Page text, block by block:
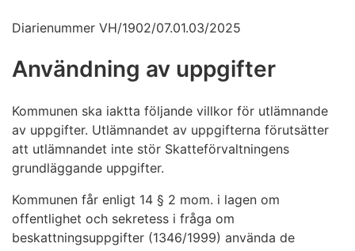
Diarienummer VH/1902/07.01.03/2025
Användning av uppgifter
Kommunen ska iaktta följande villkor för utlämnande
av uppgifter. Utlämnandet av uppgifterna förutsätter
att utlämnandet inte stör Skatteförvaltningens
grundläggande uppgifter.
Kommunen får enligt 14 § 2 mom. i lagen om
offentlighet och sekretess i fråga om
beskattningsuppgifter (1346/1999) använda de